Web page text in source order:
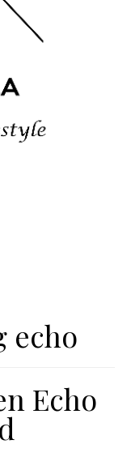
echo
Echo